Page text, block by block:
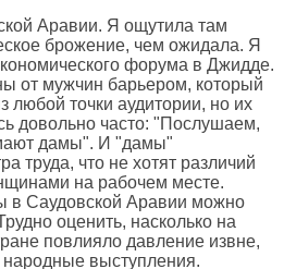
Аравии. Я ощутила там
брожение, чем ожидала. Я
форума в Джидде.
от мужчин барьером, который
любой точки аудитории, но их
довольно часто: "Послушаем,
дамы". И "дамы"
труда, что не хотят различий
на рабочем месте.
в Саудовской Аравии можно
оценить, насколько на
повлияло давление извне,
выступления.